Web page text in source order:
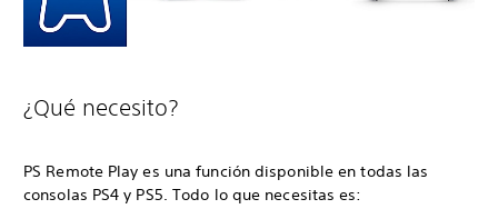
¿Qué necesito?
PS Remote Play es una función disponible en todas las
consolas PS4 y PS5. Todo lo que necesitas es: